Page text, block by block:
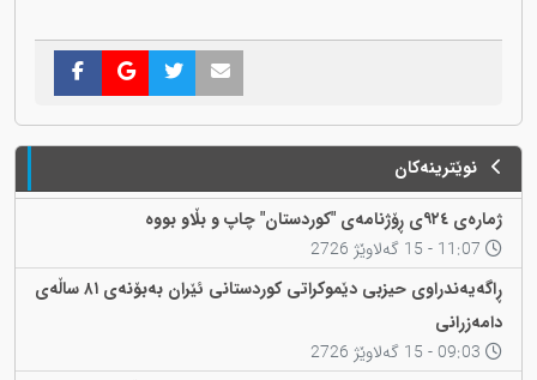
نوێترینەکان
ژمارەی ٩٢٤ی ڕۆژنامەی "کوردستان" چاپ و بڵاو بووە
ڕاگەیەندراوی حیزبی دێموکراتی کوردستانی ئێران بەبۆنەی ٨١ ساڵەی
دامەزرانی